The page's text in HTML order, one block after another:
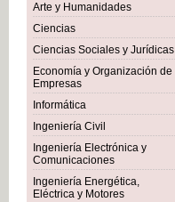
Arte y Humanidades
Ciencias
Ciencias Sociales y Jurídicas
Economía y Organización de
Empresas
Informática
Ingeniería Civil
Ingeniería Electrónica y
Comunicaciones
Ingeniería Energética,
Eléctrica y Motores